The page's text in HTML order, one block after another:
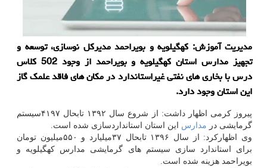
مدیریت آموزش: كهگیلویه و بویراحمد مدیركل نوسازی، توسعه و
تجهیز مدارس استان كهگیلویه و بویراحمد از وجود 502 كلاس
درس با بخاری های نفتی غیراستاندارد در مكان های فاقد علمك گاز
این استان وجود دارد.
پیروز کرمی اظهار داشت: از شروع سال ۱۳۹۲ تابحال ۴۱۹۷سیستم
گرمایشی در مدارس این استان استانداردسازی شده است.
وی اظهارکرد: از سال ۱۳۹۶ تابحال ۳۷میلیارد و ۵۵۰میلیون تومان
برای استاندارد سازی سیستم های گرمایشی مدارس کهگیلویه و
بویراحمد هزینه شده است.